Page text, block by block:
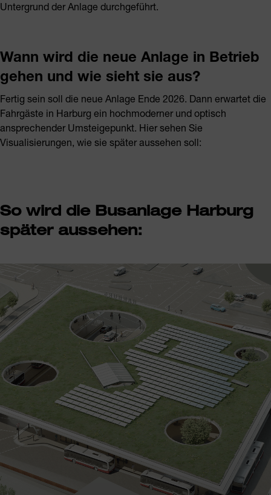
Untergrund der Anlage durchgeführt.
Wann wird die neue Anlage in Betrieb
gehen und wie sieht sie aus?
Fertig sein soll die neue Anlage Ende 2026. Dann erwartet die
Fahrgäste in Harburg ein hochmoderner und optisch
ansprechender Umsteigepunkt. Hier sehen Sie
Visualisierungen, wie sie später aussehen soll:
So wird die Busanlage Harburg
später aussehen: